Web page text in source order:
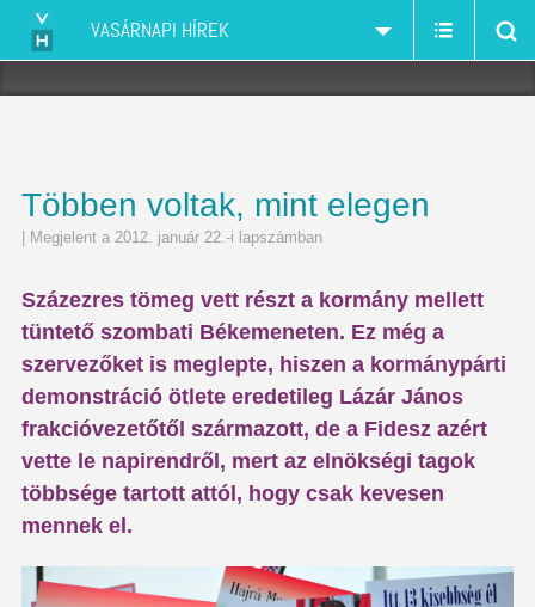
VASÁRNAPI HÍREK
Többen voltak, mint elegen
| Megjelent a 2012. január 22.-i lapszámban
Százezres tömeg vett részt a kormány mellett
tüntető szombati Békemeneten. Ez még a
szervezőket is meglepte, hiszen a kormánypárti
demonstráció ötlete eredetileg Lázár János
frakcióvezetőtől szár­mazott, de a Fidesz azért
vette le na­­pi­­rendről, mert az elnökségi tagok
többsége tartott attól, hogy csak kevesen
mennek el.